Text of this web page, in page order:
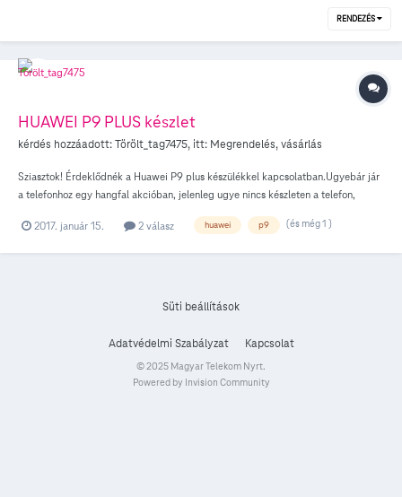
RENDEZÉS
HUAWEI P9 PLUS készlet
kérdés hozzáadott:Törölt_tag7475, itt: Megrendelés, vásárlás
Sziasztok! Érdeklődnék a Huawei P9 plus készülékkel kapcsolatban.Ugyebár jár
a telefonhoz egy hangfal akcióban, jelenleg ugye nincs készleten a telefon,
utáni részletfizetésről szól. Az ajándék kiegészítős akció is a mai napig szól?
2017. január 15. 2 válasz huawei p9 (és még 1 )
Süti beállítások
Adatvédelmi Szabályzat Kapcsolat
© 2025 Magyar Telekom Nyrt.
Powered by Invision Community